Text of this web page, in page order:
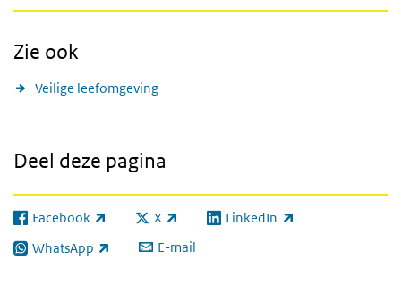
Zie ook
Veilige leefomgeving
Deel deze pagina
Facebook
(externe link) X
(externe link) LinkedIn
(externe link)
WhatsApp
(externe link) E-mail